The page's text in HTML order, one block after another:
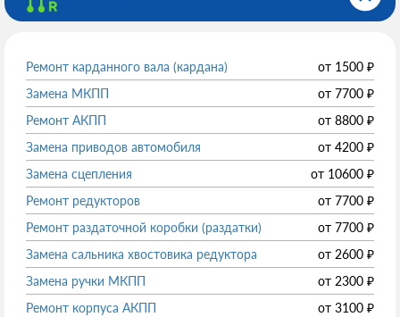
Ремонт карданного вала (кардана) от 1500 ₽
Замена МКПП
от 7700 ₽
Ремонт АКПП
от 8800 ₽
Замена приводов автомобиля
от 4200 ₽
Замена сцепления
от 10600 ₽
Ремонт редукторов
от 7700 ₽
Ремонт раздаточной коробки (раздатки)
от 7700 ₽
Замена сальника хвостовика редуктора
от 2600 ₽
Замена ручки МКПП
от 2300 ₽
Ремонт корпуса АКПП
от 3100 ₽